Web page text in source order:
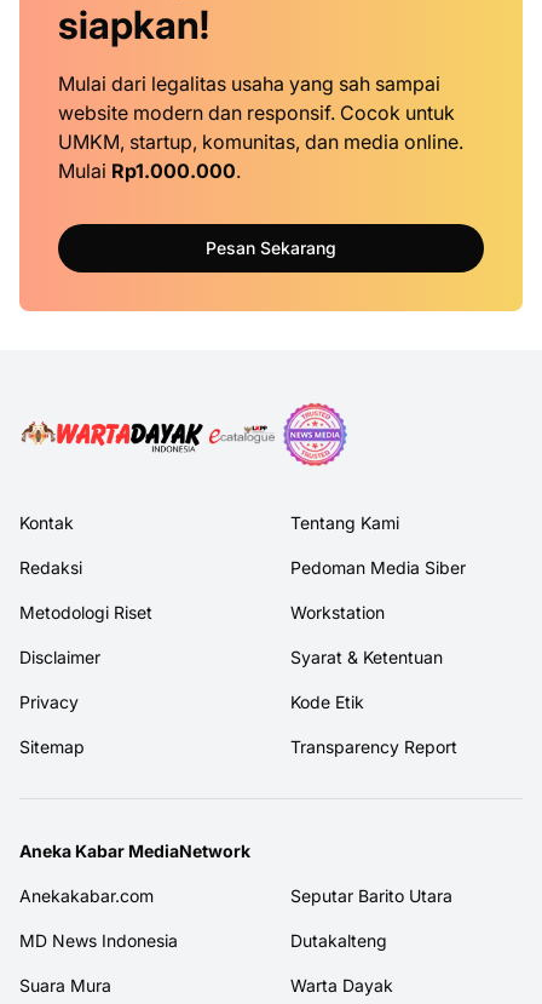
siapkan!
Mulai dari legalitas usaha yang sah sampai
website modern dan responsif. Cocok untuk
UMKM, startup, komunitas, dan media online.
Mulai Rp1.000.000.
Pesan Sekarang
Kontak Tentang Kami
Redaksi Pedoman Media Siber
Metodologi Riset Workstation
Disclaimer Syarat & Ketentuan
Privacy Kode Etik
Sitemap Transparency Report
Aneka Kabar MediaNetwork
Anekakabar.com Seputar Barito Utara
MD News Indonesia Dutakalteng
Suara Mura Warta Dayak